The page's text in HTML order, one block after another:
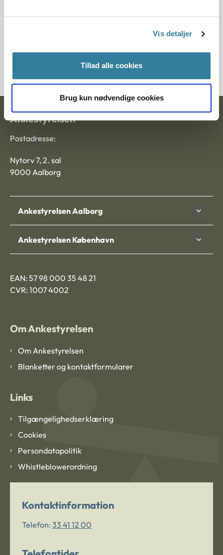
Vis detaljer
Tillad alle cookies
Brug kun nødvendige cookies
§ 2 § 33 § 12 § 32
Ankestyrelsen
Postadresse:
Nytorv 7, 2. sal
9000 Aalborg
Ankestyrelsen Aalborg
Ankestyrelsen København
EAN: 57 98 000 35 48 21
CVR: 1007 4002
Om Ankestyrelsen
Om Ankestyrelsen
Blanketter og kontaktformularer
Links
Tilgængelighedserklæring
Cookies
Persondatapolitik
Whistleblowerordning
Kontaktinformation
Telefon: 33 41 12 00